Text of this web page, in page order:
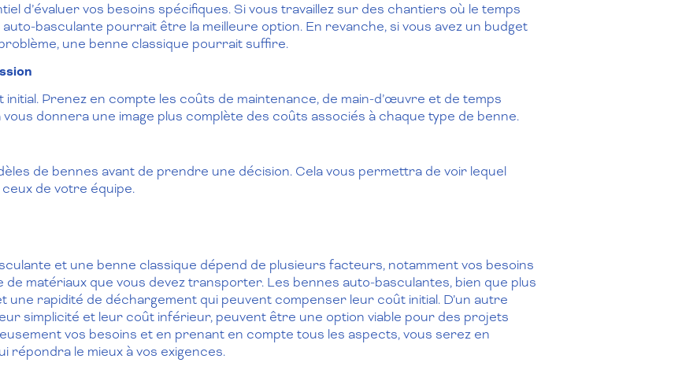
d’évaluer vos besoins spécifiques. Si vous travaillez sur des chantiers où le temps
basculante pourrait être la meilleure option. En revanche, si vous avez un budget
une benne classique pourrait suffire.
initial. Prenez en compte les coûts de maintenance, de main-d’œuvre et de temps
donnera une image plus complète des coûts associés à chaque type de benne.
de bennes avant de prendre une décision. Cela vous permettra de voir lequel
de votre équipe.
et une benne classique dépend de plusieurs facteurs, notamment vos besoins
matériaux que vous devez transporter. Les bennes auto-basculantes, bien que plus
rapidité de déchargement qui peuvent compenser leur coût initial. D’un autre
simplicité et leur coût inférieur, peuvent être une option viable pour des projets
vos besoins et en prenant en compte tous les aspects, vous serez en
répondra le mieux à vos exigences.